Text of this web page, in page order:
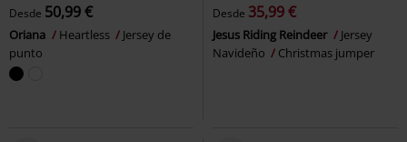
Desde 50,99 €
Oriana Heartless
Jersey de
punto
Desde 35,99 €
Jesus Riding Reindeer
Jersey
Navideño
Christmas jumper